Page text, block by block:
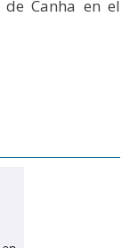
Canha en el